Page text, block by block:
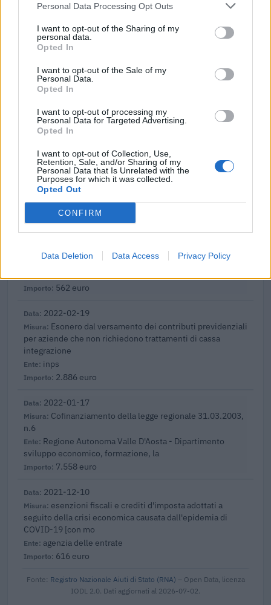
Personal Data Processing Opt Outs
I want to opt-out of the Sharing of my
personal data.
Opted In
I want to opt-out of the Sale of my
Personal Data.
Opted In
I want to opt-out of processing my
Personal Data for Targeted Advertising.
Opted In
I want to opt-out of Collection, Use,
Retention, Sale, and/or Sharing of my
Personal Data that Is Unrelated with the
Purposes for which it was collected.
Opted Out
CONFIRM
Data Deletion Data Access Privacy Policy
10.000 euro
2023-03-31
esenzioni fiscali e crediti d'imposta adottati a
COVID-19 [con mo
agenzia delle entrate
2022-05-27
Regime quadro nazionale sugli aiuti di Stato –
dall'art. 62 del
Regione Autonoma Valle d'Aosta - Dipartimento
politiche del lavoro e della forma
2022-04-28
- azioni di formazione continua
Regione Autonoma Valle d'Aosta - Dipartimento
562 euro
2022-02-19
Esonero dal versamento dei contributi previdenziali
per aziende che non richiedono trattamenti di cassa
integrazione
inps
2.886 euro
2022-01-17
Cofinanziamento della legge regionale 31.03.2003,
n.6
Regione Autonoma Valle D'Aosta - Dipartimento
sviluppo economico, formazione, la
7.558 euro
2021-12-10
esenzioni fiscali e crediti d'imposta adottati a
seguito della crisi economica causata dall'epidemia di
COVID-19 [con mo
agenzia delle entrate
616 euro
Fonte: Registro Nazionale Aiuti di Stato (RNA) – Open Data, licenza
IODL 2.0. Dati aggiornati al 2026-07-02.